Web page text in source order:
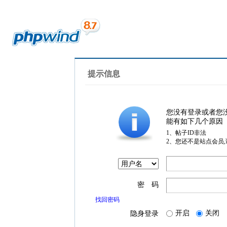
提示信息
您没有登录或者您
能有如下几个原因
1、帖子ID非法
2、您还不是站点会员
密 码
找回密码
隐身登录 开启 关闭